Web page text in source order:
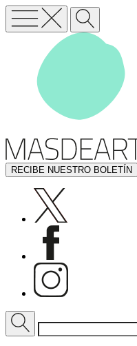
RECIBE NUESTRO BOLETÍN